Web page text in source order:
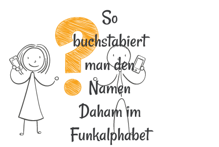
So
buchstabiert
man den
Namen
Daham im
Funkalphabet